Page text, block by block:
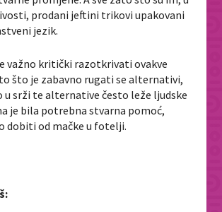
prodani jeftini trikovi upakovani
jezik.
važno kritički razotkrivati ovakve
što je zabavno rugati se alternativi,
u srži te alternative često leže ljudske
je bila potrebna stvarna pomoć,
dobiti od mačke u fotelji.